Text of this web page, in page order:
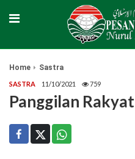
Home Sastra
SASTRA 11/10/2021 759
Panggilan Rakyat